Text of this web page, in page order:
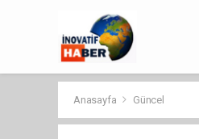
Anasayfa Güncel